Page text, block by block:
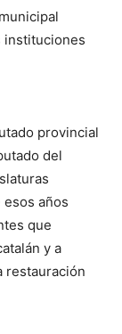
instituciones
provincial
del
años
que
y a
restauración